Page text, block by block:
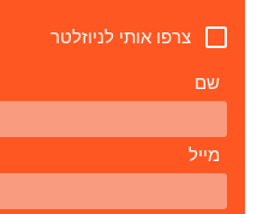
צרפו אותי לניוזלטר
שם
מייל